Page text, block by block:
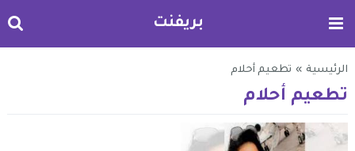
بريفنت
الرئيسية » تطعيم أحلام
تطعيم أحلام